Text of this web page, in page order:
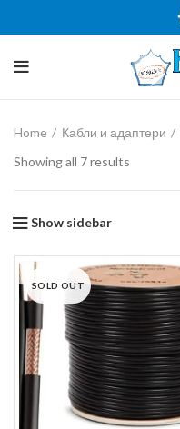
Home Кабли и адаптери
Showing all 7 results
high
Show sidebar
SOLD OUT